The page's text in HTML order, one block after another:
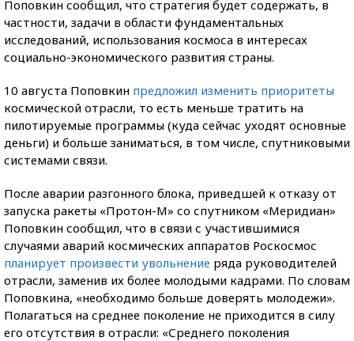
Поповкин сообщил, что стратегия будет содержать, в
частности, задачи в области фундаментальных
исследований, использования космоса в интересах
социально-экономического развития страны.
10 августа Поповкин предложил изменить приоритеты
космической отрасли, то есть меньше тратить на
пилотируемые программы (куда сейчас уходят основные
деньги) и больше заниматься, в том числе, спутниковыми
системами связи.
После аварии разгонного блока, приведшей к отказу от
запуска ракеты «Протон-М» со спутником «Меридиан»
Поповкин сообщил, что в связи с участившимися
случаями аварий космических аппаратов Роскосмос
планирует произвести увольнение ряда руководителей
отрасли, заменив их более молодыми кадрами. По словам
Поповкина, «необходимо больше доверять молодежи».
Полагаться на среднее поколение не приходится в силу
его отсутствия в отрасли: «Среднего поколения